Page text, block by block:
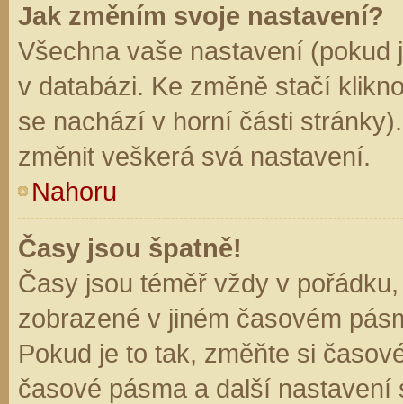
Jak změním svoje nastavení?
Všechna vaše nastavení (pokud
v databázi. Ke změně stačí
se nachází v horní části
změnit veškerá svá nastavení.
Nahoru
Časy jsou špatně!
Časy jsou téměř vždy v
zobrazené v jiném časovém
Pokud je to tak, změňte si
časové pásma a další